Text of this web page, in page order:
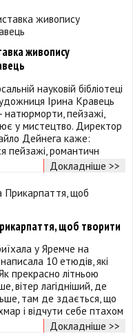
живопису
науковій бiблiотеці
Ірина Кравець
натюрморти, пейзажі,
у мистецтво. Директор
Дейнега каже:
пейзажі, романтичн
Докладніше >>
щоб творити
у Яремче на
10 етюдів, які
прекрасно літньою
вітер лагідніший, де
там де здається, що
і відчути себе птахом
Докладніше >>